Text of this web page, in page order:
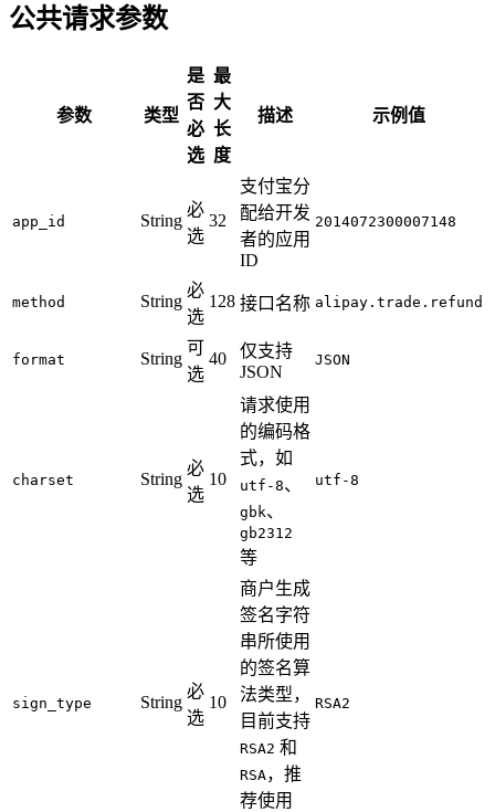
公共请求参数
参数 类型
是
否
必
选
最
大
长
度
描述 示例值
app_id String
必
选
32
支付宝分
配给开发
者的应用
ID
2014072300007148
method String
必
选
128 接口名称 alipay.trade.refund
format String
可
选
40
仅支持
JSON
JSON
charset String
必
选
10
请求使用
的编码格
式，如
utf-8、
gbk、
gb2312
等
utf-8
sign_type String
必
选
10
商户生成
签名字符
串所使用
的签名算
法类型，
目前支持
RSA2 和
RSA，推
荐使用
RSA2